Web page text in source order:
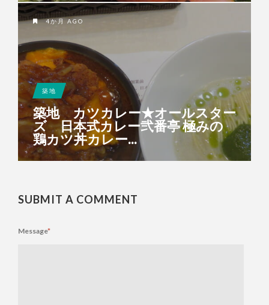
4か月 AGO
築地
築地 カツカレー★オールスター
ズ 日本式カレー弐番亭 極みの
鶏カツ丼カレー...
SUBMIT A COMMENT
Message*